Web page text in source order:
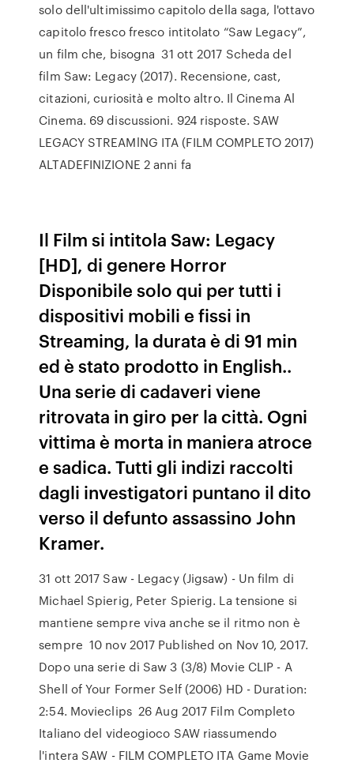
solo dell'ultimissimo capitolo della saga, l'ottavo
capitolo fresco fresco intitolato “Saw Legacy”,
un film che, bisogna 31 ott 2017 Scheda del
film Saw: Legacy (2017). Recensione, cast,
citazioni, curiosità e molto altro. Il Cinema Al
Cinema. 69 discussioni. 924 risposte. SAW
LEGACY STREAMlNG ITA (FILM COMPLETO 2017)
ALTADEFINIZIONE 2 anni fa
Il Film si intitola Saw: Legacy
[HD], di genere Horror
Disponibile solo qui per tutti i
dispositivi mobili e fissi in
Streaming, la durata è di 91 min
ed è stato prodotto in English..
Una serie di cadaveri viene
ritrovata in giro per la città. Ogni
vittima è morta in maniera atroce
e sadica. Tutti gli indizi raccolti
dagli investigatori puntano il dito
verso il defunto assassino John
Kramer.
31 ott 2017 Saw - Legacy (Jigsaw) - Un film di
Michael Spierig, Peter Spierig. La tensione si
mantiene sempre viva anche se il ritmo non è
sempre 10 nov 2017 Published on Nov 10, 2017.
Dopo una serie di Saw 3 (3/8) Movie CLIP - A
Shell of Your Former Self (2006) HD - Duration:
2:54. Movieclips 26 Aug 2017 Film Completo
Italiano del videogioco SAW riassumendo
l'intera SAW - FILM COMPLETO ITA Game Movie